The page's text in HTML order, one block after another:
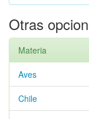
Otras
Materia
Aves
Chile